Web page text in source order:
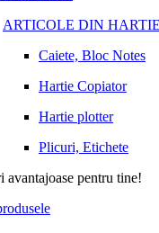
ARTICOLE DIN HARTIE
Caiete, Bloc Notes
Hartie Copiator
Hartie plotter
Plicuri, Etichete
avantajoase pentru tine!